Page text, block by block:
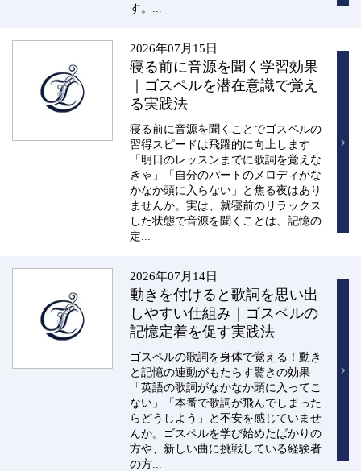
す。...
2026年07月15日
寝る前に音源を聞く学習効果
｜ゴスペルを潜在意識で覚え
る実践法
寝る前に音源を聞くことでゴスペルの
習得スピードは飛躍的に向上します
「明日のレッスンまでに歌詞を覚えな
きゃ」「自分のパートのメロディがな
かなか頭に入らない」と焦る夜はあり
ませんか。実は、就寝前のリラックス
した状態で音源を聞くことは、記憶の
定...
2026年07月14日
動きを付けると歌詞を思い出
しやすい仕組み｜ゴスペルの
記憶定着を促す実践法
ゴスペルの歌詞を身体で覚える！動き
と記憶の連動がもたらす驚きの効果
「英語の歌詞がなかなか頭に入ってこ
ない」「本番で歌詞が飛んでしまった
らどうしよう」と不安を感じていませ
んか。ゴスペルを学び始めたばかりの
方や、新しい曲に挑戦している経験者
の方...